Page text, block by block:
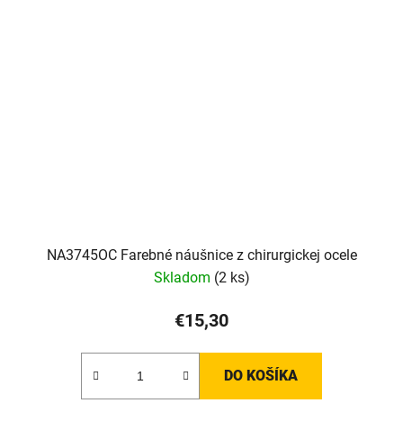
NA3745OC Farebné náušnice z chirurgickej ocele
Skladom (2 ks)
€15,30
DO KOŠÍKA